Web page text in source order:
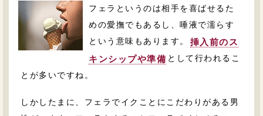
フェラというのは相手を喜ばせるた
めの愛撫でもあるし、唾液で濡らす
という意味もあります。
挿入前のス
キンシップや準備 として行われるこ
とが多いですね。
しかしたまに、フェラでイクことにこだわりがある男